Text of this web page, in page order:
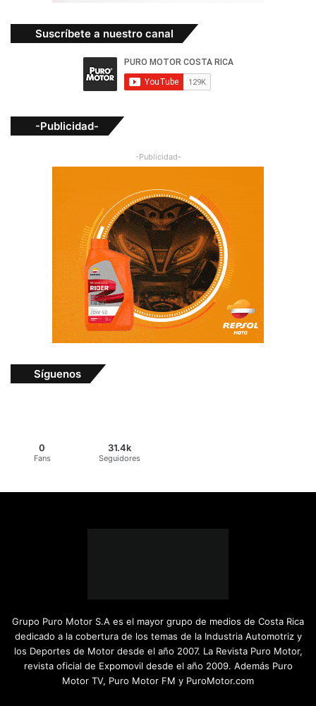
Suscríbete a nuestro canal
-Publicidad-
-Publicidad-
Síguenos
0
Fans
31.4k
Seguidores
Grupo Puro Motor S.A es el mayor grupo de medios de Costa Rica
dedicado a la cobertura de los temas de la Industria Automotriz y
los Deportes de Motor desde el año 2007. La Revista Puro Motor,
revista oficial de Expomovil desde el año 2009. Además Puro
Motor TV, Puro Motor FM y PuroMotor.com